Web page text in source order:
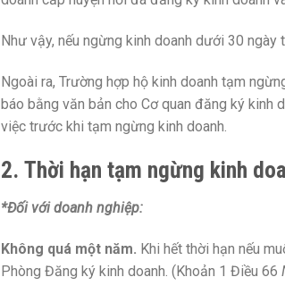
Như vậy, nếu ngừng kinh doanh dưới 30 ngày
Ngoài ra, Trường hợp hộ kinh doanh tạm
báo bằng văn bản cho Cơ quan đăng ký kinh
việc trước khi tạm ngừng kinh doanh.
2. Thời hạn tạm ngừng kinh
*Đối với doanh nghiệp:
Không quá một năm. Khi hết thời hạn nếu
Phòng Đăng ký kinh doanh. (Khoản 1 Điều 66